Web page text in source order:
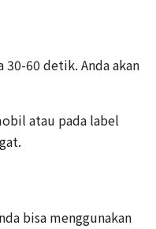
30-60 detik. Anda akan
atau pada label
bisa menggunakan